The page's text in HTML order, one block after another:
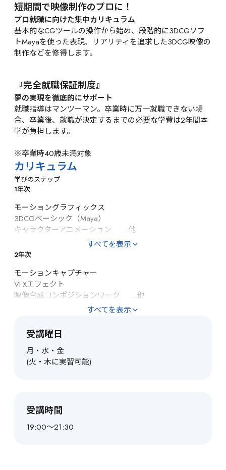
短期間で映像制作のプロに！
プロ就職に向けた集中カリキュラム
基本的なCGツールの操作から始め、段階的に3DCGソフ
トMayaを使った表現、リアリティを追求した3DCG映像の
制作などを修得します。
『完全就職保証制度』
夢の実現を徹底的にサポート
就職指導はマンツーマン。卒業時に万一就職できない場
合、卒業後、就職が決定するまでの必要な学費は2年間本
学が負担します。
※卒業時40歳未満対象
カリキュラム
学びのステップ
1年次
モーショングラフィックス
3DCGベーシック（Maya）
キャラクターアニメーション 　…他
すべてを表示
2年次
モーションキャプチャー
VFXエフェクト
映像合成コンポジションワーク 　…他
すべてを表示
受講曜日
月・水・金
(火・木に実習可能)
受講時間
19:00～21:30